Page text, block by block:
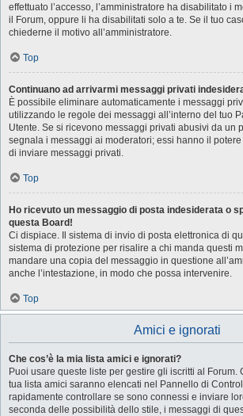
effettuato l’accesso, l’amministratore ha disabilitato i
il Forum, oppure li ha disabilitati solo a te. Se il tuo
chiederne il motivo all’amministratore.
Top
Continuano ad arrivarmi messaggi privati
È possibile eliminare automaticamente i messaggi
utilizzando le regole dei messaggi all’interno del tuo
Utente. Se si ricevono messaggi privati ​​abusivi da un
segnala i messaggi ai moderatori; essi hanno il
di inviare messaggi privati​​.
Top
Ho ricevuto un messaggio di posta indesiderata o
questa Board!
Ci dispiace. Il sistema di invio di posta elettronica di
sistema di protezione per risalire a chi manda questi
mandare una copia del messaggio in questione
anche l’intestazione, in modo che possa intervenire.
Top
Amici e ignorati
Che cos’è la mia lista amici e ignorati?
Puoi usare queste liste per gestire gli iscritti al Forum.
tua lista amici saranno elencati nel Pannello di
rapidamente controllare se sono connessi e inviare
seconda delle possibilità dello stile, i messaggi di